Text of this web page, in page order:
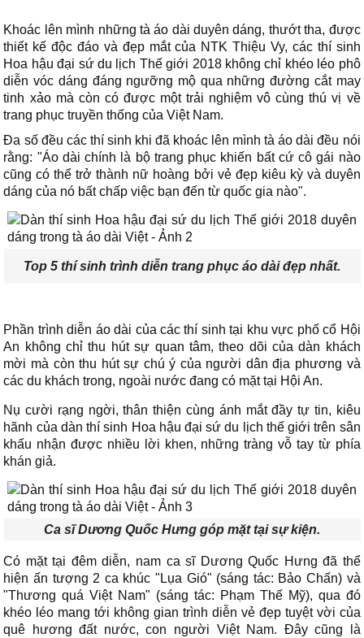
Khoác lên mình những tà áo dài duyên dáng, thướt tha, được
thiết kế độc đáo và đẹp mắt của NTK Thiệu Vy, các thí sinh
Hoa hậu đại sứ du lịch Thế giới 2018 không chỉ khéo léo phô
diễn vóc dáng đáng ngưỡng mộ qua những đường cắt may
tinh xảo mà còn có được một trải nghiệm vô cùng thú vị về
trang phục truyền thống của Việt Nam.
Đa số đều các thí sinh khi đã khoác lên mình tà áo dài đều nói
rằng: "Áo dài chính là bộ trang phục khiến bất cứ cô gái nào
cũng có thể trở thành nữ hoàng bởi vẻ đẹp kiêu kỳ và duyên
dáng của nó bất chấp việc bạn đến từ quốc gia nào".
Top 5 thí sinh trình diễn trang phục áo dài đẹp nhất.
Phần trình diễn áo dài của các thí sinh tại khu vực phố cổ Hội
An không chỉ thu hút sự quan tâm, theo dõi của dàn khách
mời mà còn thu hút sự chú ý của người dân địa phương và
các du khách trong, ngoài nước đang có mặt tại Hội An.
Nụ cười rạng ngời, thân thiện cùng ánh mắt đầy tự tin, kiêu
hãnh của dàn thí sinh Hoa hậu đại sứ du lịch thế giới trên sân
khấu nhận được nhiều lời khen, những tràng vỗ tay từ phía
khán giả.
Ca sĩ Dương Quốc Hưng góp mặt tại sự kiện.
Có mặt tại đêm diễn, nam ca sĩ Dương Quốc Hưng đã thể
hiện ấn tượng 2 ca khúc "Lụa Gió" (sáng tác: Bảo Chấn) và
"Thương quá Việt Nam" (sáng tác: Phạm Thế Mỹ), qua đó
khéo léo mang tới không gian trình diễn vẻ đẹp tuyệt vời của
quê hương đất nước, con người Việt Nam. Đây cũng là